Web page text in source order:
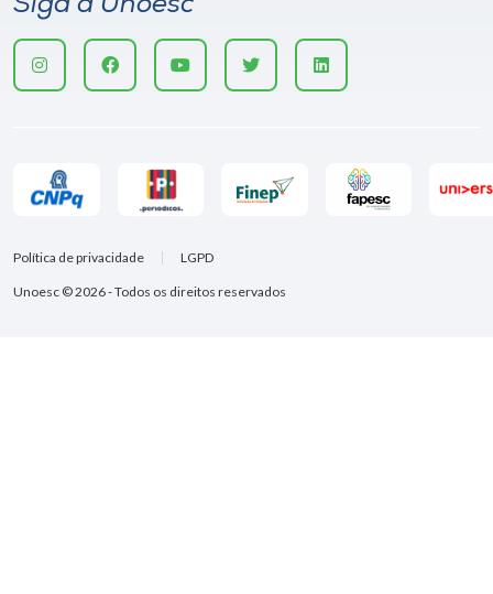
Siga a Unoesc
Unoesc © 2026 - Todos os direitos reservados
Política de privacidade LGPD